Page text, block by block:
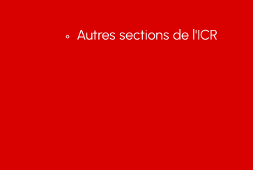
Autres sections de l'ICR